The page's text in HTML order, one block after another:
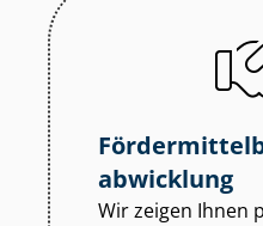
abwicklung
Wir zeigen Ihnen